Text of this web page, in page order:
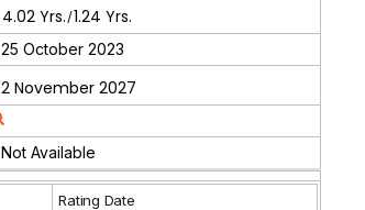
4.02 Yrs./1.24 Yrs.
25 October 2023
2 November 2027
Not Available
Rating Date